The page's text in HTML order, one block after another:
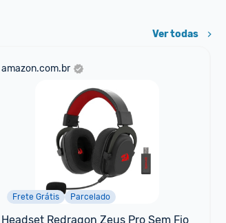
Ver todas
amazon.com.br
Frete Grátis Parcelado
Headset Redragon Zeus Pro Sem Fio